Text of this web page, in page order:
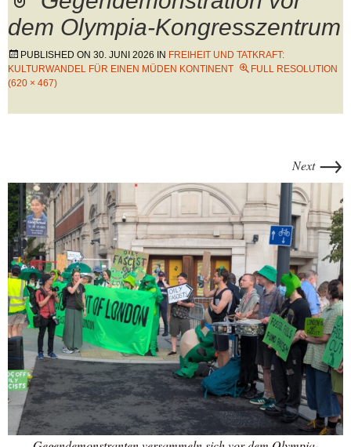
dem Olympia-Kongresszentrum
PUBLISHED ON 30. JUNI 2026 IN FREIHEIT UND TATKRAFT:
KULTURWANDEL FÜR EINEN MÜDEN KONTINENT
FULL RESOLUTION
(620 × 467)
Next →